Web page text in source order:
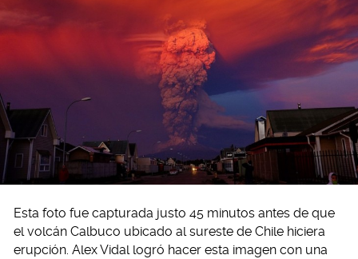
Esta foto fue capturada justo 45 minutos antes de que
el volcán Calbuco ubicado al sureste de Chile hiciera
erupción. Alex Vidal logró hacer esta imagen con una